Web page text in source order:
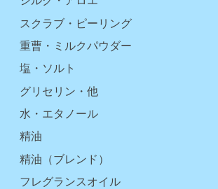
スクラブ・ピーリング
重曹・ミルクパウダー
塩・ソルト
グリセリン・他
水・エタノール
精油
精油（ブレンド）
フレグランスオイル